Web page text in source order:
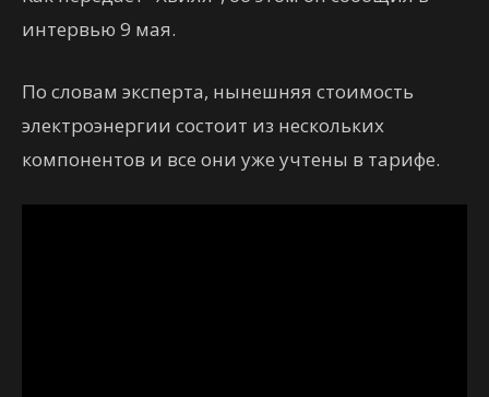
интервью 9 мая.
По словам эксперта, нынешняя стоимость
электроэнергии состоит из нескольких
компонентов и все они уже учтены в тарифе.